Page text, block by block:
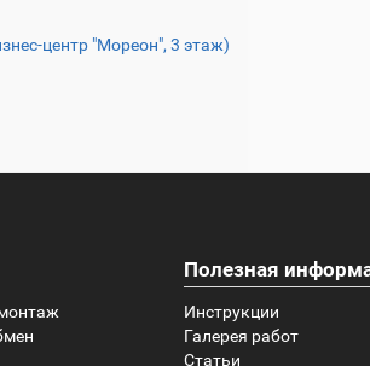
центр "Мореон", 3 этаж)
Полезная
Инструкции
Галерея работ
Статьи